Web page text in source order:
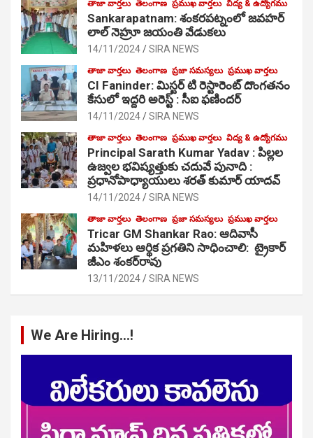
తాజా వార్తలు తెలంగాణ ప్రముఖ వార్తలు విద్య & ఉద్యోగము
Sankarapatnam: శంకరపట్నంలో జవహర్
లాల్ నెహ్రూ జయంతి వేడుకలు
14/11/2024 SIRA NEWS
తాజా వార్తలు తెలంగాణ ప్రజా సమస్యలు ప్రముఖ వార్తలు
CI Faninder: మిస్టర్ టి రెస్టారెంట్ దొంగతనం
కేసులో ఇద్దరి అరెస్ట్ : సీఐ ఫణిందర్
14/11/2024 SIRA NEWS
తాజా వార్తలు తెలంగాణ ప్రముఖ వార్తలు విద్య & ఉద్యోగము
Principal Sarath Kumar Yadav : పిల్లల
ఉజ్వల భవిష్యత్తుకు చదువే పునాది :
ప్రధానోపాధ్యాయులు శరత్ కుమార్ యాదవ్
14/11/2024 SIRA NEWS
తాజా వార్తలు తెలంగాణ ప్రజా సమస్యలు ప్రముఖ వార్తలు
Tricar GM Shankar Rao: ఆదివాసీ
మహిళలు ఆర్థిక ప్రగతిని సాధించాలి: ట్రైకార్
జీఎం శంకర్‌రావు
13/11/2024 SIRA NEWS
We Are Hiring…!